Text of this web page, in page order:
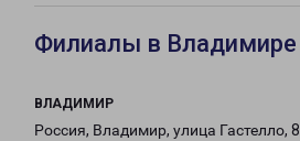
Филиалы в Владимире
ВЛАДИМИР
Россия, Владимир, улица Гастелло, 8